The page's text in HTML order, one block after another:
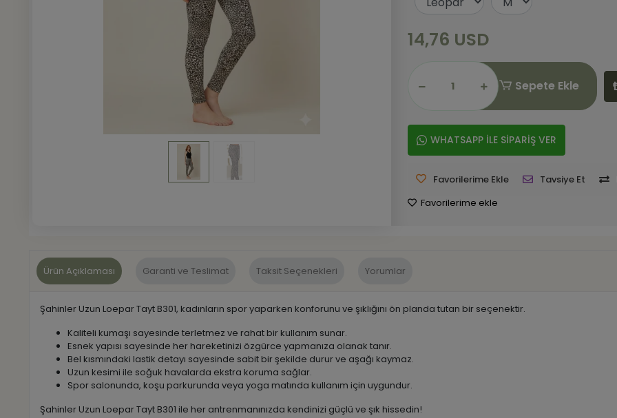
14,76 USD
Sepete Ekle
WHATSAPP İLE SİPARİŞ VER
Favorilerime Ekle Tavsiye Et
Favorilerime ekle
Ürün Açıklaması Garanti ve Teslimat Taksit Seçenekleri Yorumlar
Şahinler Uzun Loepar Tayt B301, kadınların spor yaparken konforunu ve şıklığını ön planda tutan bir seçenektir.
Kaliteli kumaşı sayesinde terletmez ve rahat bir kullanım sunar.
Esnek yapısı sayesinde her hareketinizi özgürce yapmanıza olanak tanır.
Bel kısmındaki lastik detayı sayesinde sabit bir şekilde durur ve aşağı kaymaz.
Uzun kesimi ile soğuk havalarda ekstra koruma sağlar.
Spor salonunda, koşu parkurunda veya yoga matında kullanım için uygundur.
Şahinler Uzun Loepar Tayt B301 ile her antrenmanınızda kendinizi güçlü ve şık hissedin!